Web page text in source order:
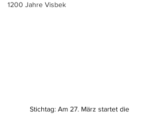
1200 Jahre Visbek
Stichtag: Am 27. März startet die